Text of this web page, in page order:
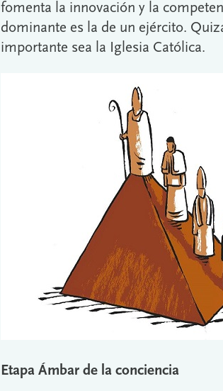
fomenta la innovación y la
dominante es la de un ejército.
importante sea la Iglesia Católica.
Etapa Ámbar de la conciencia